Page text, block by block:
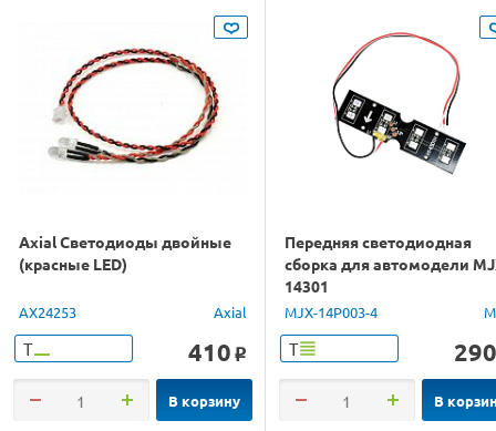
Axial Светодиоды двойные
(красные LED)
AX24253 Axial
Т 410 o
В корзину
Передняя светодиодная
сборка для автомодели
14301
MJX-14P003-4
Т 290
В